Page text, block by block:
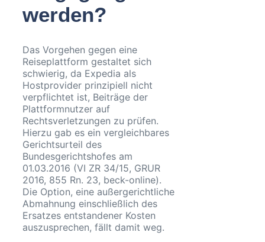
werden?
Das Vorgehen gegen eine
Reiseplattform gestaltet sich
schwierig, da Expedia als
Hostprovider prinzipiell nicht
verpflichtet ist, Beiträge der
Plattformnutzer auf
Rechtsverletzungen zu prüfen.
Hierzu gab es ein vergleichbares
Gerichtsurteil des
Bundesgerichtshofes am
01.03.2016 (VI ZR 34/15, GRUR
2016, 855 Rn. 23, beck-online).
Die Option, eine außergerichtliche
Abmahnung einschließlich des
Ersatzes entstandener Kosten
auszusprechen, fällt damit weg.